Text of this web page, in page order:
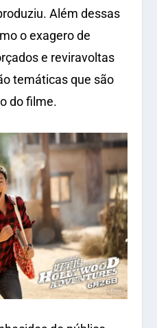
Além dessas
o exagero de
e reviravoltas
temáticas que são
do filme.